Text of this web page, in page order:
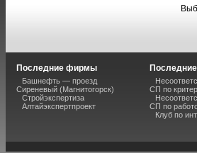
Последние фирмы
Башнефть — проезд
Сиреневый (Магнитогорск)
Стройэкспертиза
Алтайэкспертпроект
СП по
СП по
Клуб по